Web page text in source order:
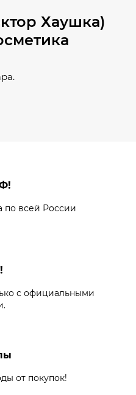
Хаушка)
по всей России
с официальными
от покупок!